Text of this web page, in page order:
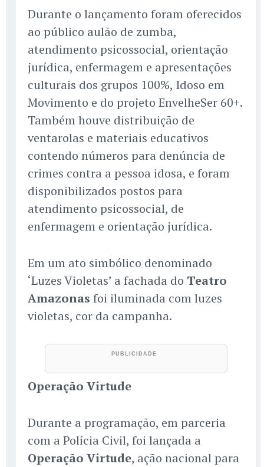
Durante o lançamento foram oferecidos
ao público aulão de zumba,
atendimento psicossocial, orientação
jurídica, enfermagem e apresentações
culturais dos grupos 100%, Idoso em
Movimento e do projeto EnvelheSer 60+.
Também houve distribuição de
ventarolas e materiais educativos
contendo números para denúncia de
crimes contra a pessoa idosa, e foram
disponibilizados postos para
atendimento psicossocial, de
enfermagem e orientação jurídica.
Em um ato simbólico denominado
‘Luzes Violetas’ a fachada do Teatro
Amazonas foi iluminada com luzes
violetas, cor da campanha.
Operação Virtude
Durante a programação, em parceria
com a Polícia Civil, foi lançada a
Operação Virtude, ação nacional para